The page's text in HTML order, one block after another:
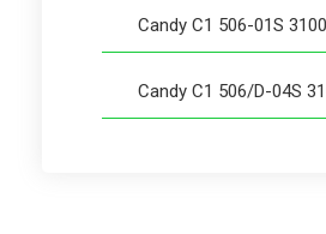
Candy C1 506-01S
Candy C1 506/D-04S